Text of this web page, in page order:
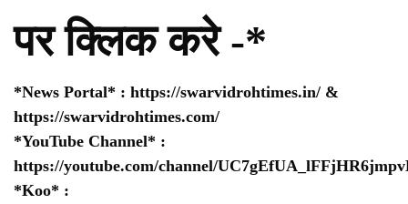
पर क्लिक करे -*
*News Portal* : https://swarvidrohtimes.in/ &
https://swarvidrohtimes.com/
*YouTube Channel* :
https://youtube.com/channel/
*Koo* :